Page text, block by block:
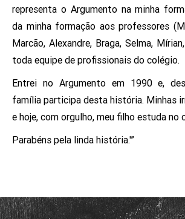
representa o Argumento na minha
da minha formação aos professores
Marcão, Alexandre, Braga, Selma,
toda equipe de profissionais do colégio.
Entrei no Argumento em 1990 e,
família participa desta história. Minhas
e hoje, com orgulho, meu filho estuda no
Parabéns pela linda história.'”